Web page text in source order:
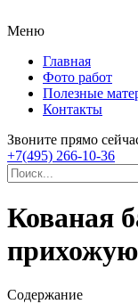
Меню
Главная
Фото работ
Полезные
Контакты
Звоните прямо
+7(495) 266-10-36
Кованая
прихожую
Содержание